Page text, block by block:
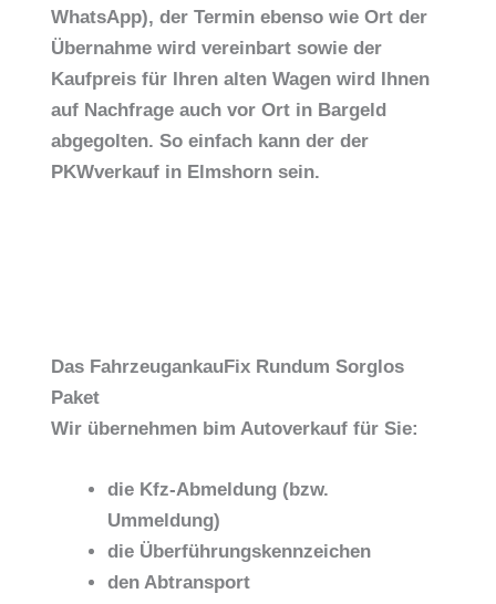
WhatsApp), der Termin ebenso wie Ort der
Übernahme wird vereinbart sowie der
Kaufpreis für Ihren alten Wagen wird Ihnen
auf Nachfrage auch vor Ort in Bargeld
abgegolten. So einfach kann der der
PKWverkauf in Elmshorn sein.
Das FahrzeugankauFix Rundum Sorglos
Paket
Wir übernehmen bim Autoverkauf für Sie:
die Kfz-Abmeldung (bzw.
Ummeldung)
die Überführungskennzeichen
den Abtransport